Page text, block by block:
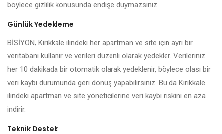
böylece gizlilik konusunda endişe duymazsınız.
Günlük Yedekleme
BİSİYON, Kirikkale ilindeki her apartman ve site için ayrı bir
veritabanı kullanır ve verileri düzenli olarak yedekler. Verileriniz
her 10 dakikada bir otomatik olarak yedeklenir, böylece olası bir
veri kaybı durumunda geri dönüş yapabilirsiniz. Bu da Kirikkale
ilindeki apartman ve site yöneticilerine veri kaybı riskini en aza
indirir.
Teknik Destek